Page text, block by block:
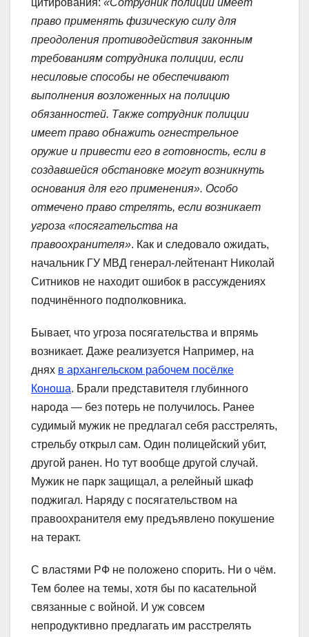
право применять физическую силу для
преодоления противодействия законным
требованиям сотрудника полиции, если
несиловые способы не обеспечивают
выполнения возложенных на полицию
обязанностей. Также сотрудник полиции
имеет право обнажить огнестрельное
оружие и привести его в готовность, если в
создавшейся обстановке могут возникнуть
основания для его применения». Особо
отмечено право стрелять, если возникает
угроза «посягательства на
правоохранителя». Как и следовало ожидать,
начальник ГУ МВД генерал-лейтенант Николай
Ситников не находит ошибок в рассуждениях
подчинённого подполковника.
Бывает, что угроза посягательства и впрямь
возникает. Даже реализуется Например, на
днях в архангельском рабочем посёлке
Коноша. Брали представителя глубинного
народа — без потерь не получилось. Ранее
судимый мужик не предлагал себя расстрелять,
стрельбу открыл сам. Один полицейский убит,
другой ранен. Но тут вообще другой случай.
Мужик не парк защищал, а релейный шкаф
поджигал. Наряду с посягательством на
правоохранителя ему предъявлено покушение
на теракт.
С властями РФ не положено спорить. Ни о чём.
Тем более на темы, хотя бы по касательной
связанные с войной. И уж совсем
непродуктивно предлагать им расстрелять